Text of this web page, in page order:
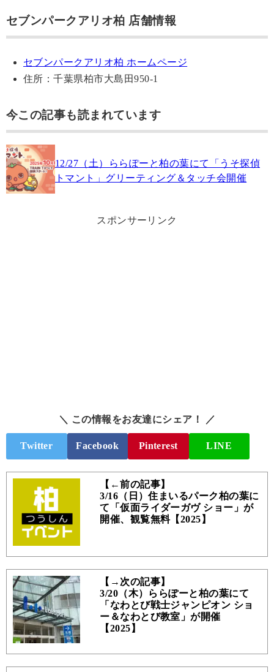
セブンパークアリオ柏 店舗情報
セブンパークアリオ柏 ホームページ
住所：千葉県柏市大島田950-1
今この記事も読まれています
12/27（土）ららぽーと柏の葉にて「うそ探偵
トマント」グリーティング＆タッチ会開催
スポンサーリンク
＼ この情報をお友達にシェア！ ／
Twitter Facebook Pinterest LINE
【←前の記事】
3/16（日）住まいるパーク柏の葉に
て「仮面ライダーガヴ ショー」が
開催、観覧無料【2025】
【→次の記事】
3/20（木）ららぽーと柏の葉にて
「なわとび戦士ジャンピオン ショ
ー＆なわとび教室」が開催
【2025】